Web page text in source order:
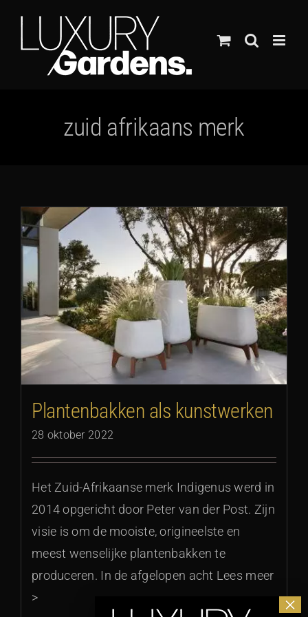
inhoud
zuid afrikaans merk
Plantenbakken als kunstwerken
28 oktober 2022
Het Zuid-Afrikaanse merk Indigenus werd in
2014 opgericht door Peter van der Post. Zijn
visie is om de mooiste, origineelste en
meest wenselijke plantenbakken te
produceren. In de afgelopen acht Lees meer
>